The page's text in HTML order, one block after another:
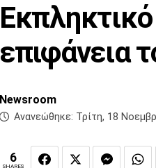
επιφάνεια
Newsroom
Ανανεώθηκε: Τρίτη, 18
6
SHARES